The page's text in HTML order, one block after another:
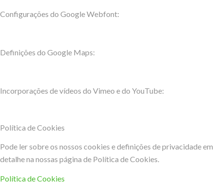
Configurações do Google Webfont:
Definições do Google Maps:
Incorporações de vídeos do Vimeo e do YouTube:
Política de Cookies
Pode ler sobre os nossos cookies e definições de privacidade em
detalhe na nossas página de Política de Cookies.
Política de Cookies